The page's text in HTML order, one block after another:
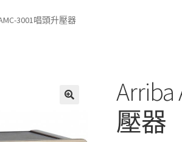
3001唱頭升壓器
Arriba
壓器